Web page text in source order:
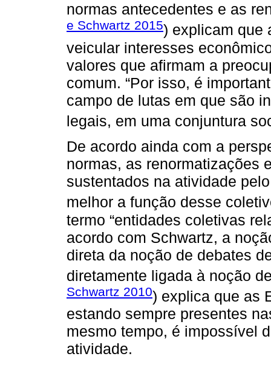
normas antecedentes e as
e Schwartz 2015) explicam que
veicular interesses
valores que afirmam a
comum. “Por isso, é
campo de lutas em que são
legais, em uma conjuntura
De acordo ainda com a
normas, as renormatizações
sustentados na atividade
melhor a função desse
termo “entidades coletivas
acordo com Schwartz, a
direta da noção de debates
diretamente ligada à noção
Schwartz 2010) explica que as
estando sempre presentes
mesmo tempo, é impossível
atividade.